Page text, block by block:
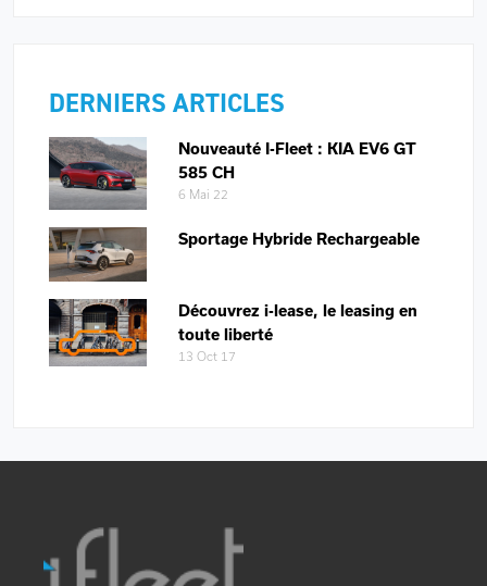
DERNIERS ARTICLES
Nouveauté I-Fleet : KIA EV6 GT
585 CH
6 Mai 22
Sportage Hybride Rechargeable
Découvrez i-lease, le leasing en
toute liberté
13 Oct 17